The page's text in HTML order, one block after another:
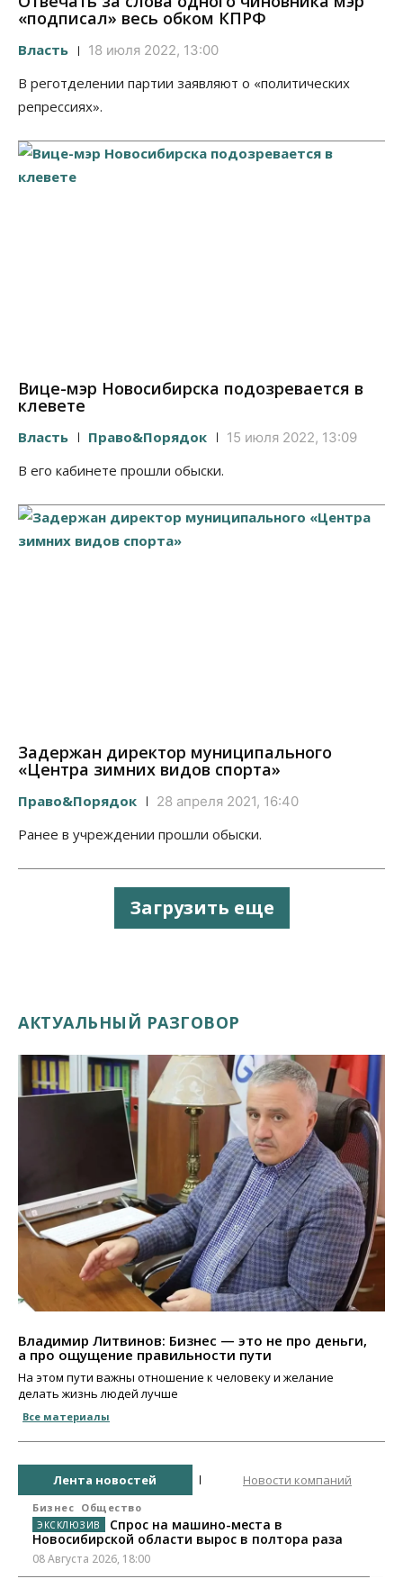
«подписал» весь обком КПРФ
Власть 18 июля 2022, 13:00
В реготделении партии заявляют о «политических
репрессиях».
Вице-мэр Новосибирска подозревается в
клевете
Власть Право&Порядок 15 июля 2022, 13:09
В его кабинете прошли обыски.
Задержан директор муниципального
«Центра зимних видов спорта»
Право&Порядок 28 апреля 2021, 16:40
Ранее в учреждении прошли обыски.
Загрузить еще
АКТУАЛЬНЫЙ РАЗГОВОР
Владимир Литвинов: Бизнес — это не про деньги,
а про ощущение правильности пути
На этом пути важны отношение к человеку и желание
делать жизнь людей лучше
Все материалы
Лента новостей Новости компаний
Бизнес Общество
Спрос на машино-места в
Новосибирской области вырос в полтора раза
08 Августа 2026, 18:00